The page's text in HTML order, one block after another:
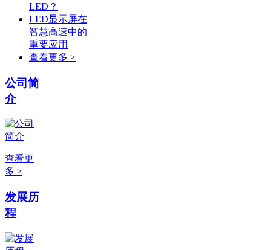
LED？
LED显示屏在
智慧高速中的
重要应用
查看更多 >
公司简
介
查看更
多 >
发展历
程